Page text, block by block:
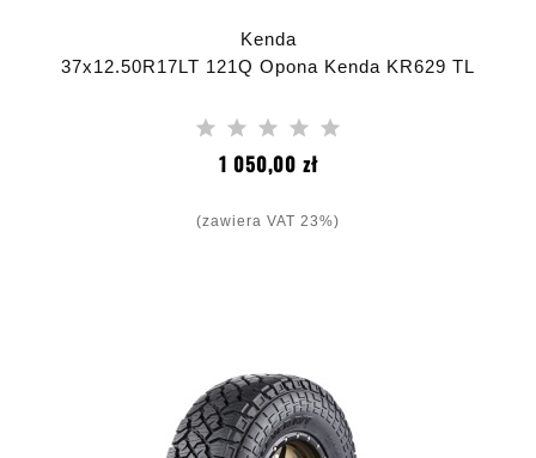
Kenda
37x12.50R17LT 121Q Opona Kenda KR629 TL
1 050,00 złCena
(zawiera VAT 23%)